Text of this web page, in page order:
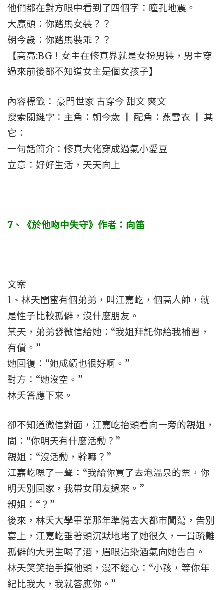
他們都在對方眼中看到了四個字：瞳孔地震。
大魔頭：你踏馬女裝？？
朝今歲：你踏馬裝乖？？
【高亮:BG！女主在修真界就是女扮男裝，男主穿
過來前後都不知道女主是個女孩子】
內容標籤： 豪門世家 古穿今 甜文 爽文
搜索關鍵字：主角：朝今歲 ┃ 配角：燕雪衣 ┃ 其
它：
一句話簡介：修真大佬穿成過氣小愛豆
立意：好好生活，天天向上
7 、 《於他吻中失守》作者：向笛
文案
1、林夭閨蜜有個弟弟，叫江嘉屹，個高人帥，就
是性子比較孤僻，沒什麼朋友。
某天，弟弟發微信給她：“我姐拜託你給我補習，
有償。”
她回復：“她成績也很好啊。”
對方：“她沒空。”
林夭答應下來。
卻不知道微信對面，江嘉屹抬頭看向一旁的親姐，
問：“你明天有什麼活動？”
親姐：“沒活動，幹嘛？”
江嘉屹嗯了一聲：“我給你買了去泡溫泉的票，你
明天別回家，我帶女朋友過來。”
親姐：“？”
後來，林夭大學畢業那年準備去大都市闖蕩，告別
宴上，江嘉屹垂著頭沉默地堵了她很久，一貫疏離
孤僻的大男生喝了酒，眉眼沾染酒氣向她告白。
林夭笑笑抬手摸他頭，漫不經心：“小孩，等你年
紀比我大，我就答應你。”